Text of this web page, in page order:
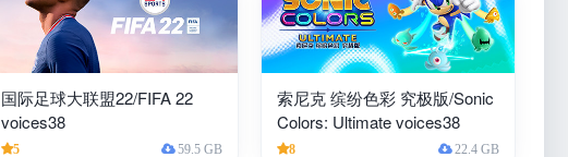
国际足球大联盟22/FIFA 22
voices38
5 59.5 GB
索尼克 缤纷色彩 究极版/Sonic
Colors: Ultimate voices38
8 22.4 GB